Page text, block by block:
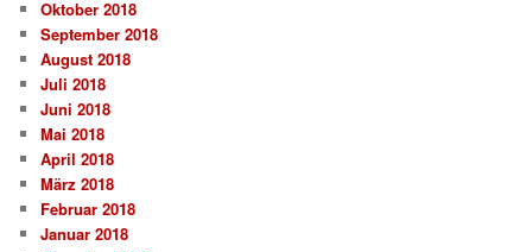
Oktober 2018
September 2018
August 2018
Juli 2018
Juni 2018
Mai 2018
April 2018
März 2018
Februar 2018
Januar 2018